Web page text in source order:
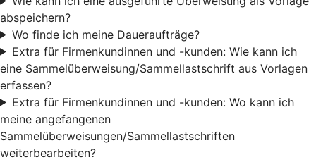
abspeichern?
Wo finde ich meine Daueraufträge?
Extra für Firmenkundinnen und -kunden: Wie kann ich
eine Sammelüberweisung/Sammellastschrift aus Vorlagen
erfassen?
Extra für Firmenkundinnen und -kunden: Wo kann ich
meine angefangenen
Sammelüberweisungen/Sammellastschriften
weiterbearbeiten?